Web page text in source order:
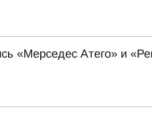
«Мерседес Атего» и